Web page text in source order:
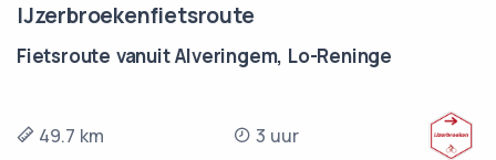
IJzerbroekenfietsroute
Fietsroute vanuit Alveringem, Lo-Reninge
49.7 km 3 uur